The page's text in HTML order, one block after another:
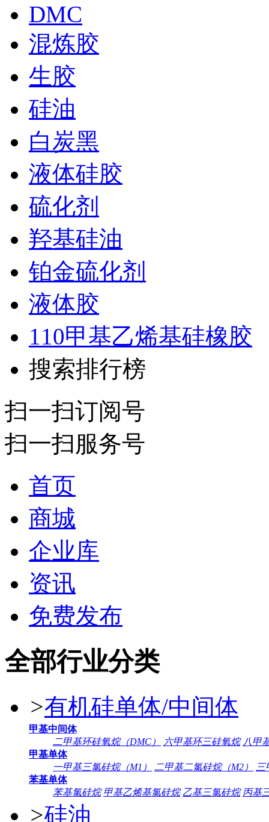
DMC
混炼胶
生胶
硅油
白炭黑
液体硅胶
硫化剂
羟基硅油
铂金硫化剂
液体胶
110甲基乙烯基硅橡胶
搜索排行榜
扫一扫订阅号
扫一扫服务号
首页
商城
企业库
资讯
免费发布
全部行业分类
>有机硅单体/中间体
甲基中间体
二甲基环硅氧烷（DMC）
六甲基环三硅氧烷 八甲
甲基单体
一甲基三氯硅烷（M1）
二甲基二氯硅烷（M2）
三
苯基单体
苯基氯硅烷 甲基乙烯基氯硅烷 乙基三氯硅烷 丙基
>硅油